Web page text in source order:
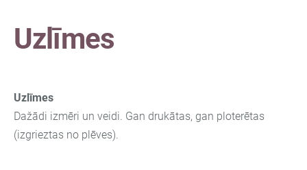
Uzlīmes
Uzlīmes
Dažādi izmēri un veidi. Gan drukātas, gan ploterētas
(izgrieztas no plēves).